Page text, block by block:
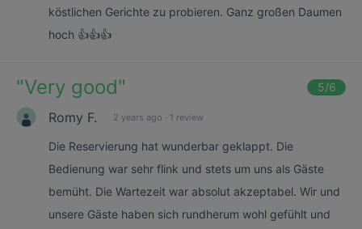
köstlichen Gerichte zu probieren. Ganz großen Daumen
hoch 👍👍👍
"Very good" 5/6
Romy F. 2 years ago · 1 review
Die Reservierung hat wunderbar geklappt. Die
Bedienung war sehr flink und stets um uns als Gäste
bemüht. Die Wartezeit war absolut akzeptabel. Wir und
unsere Gäste haben sich rundherum wohl gefühlt und